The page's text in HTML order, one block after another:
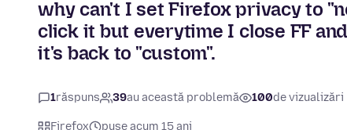
why can't I set Firefox privacy to
click it but everytime I close FF
it's back to "custom".
1răspuns 39au această problemă 100de vizualizări
Firefox puse acum 15 ani